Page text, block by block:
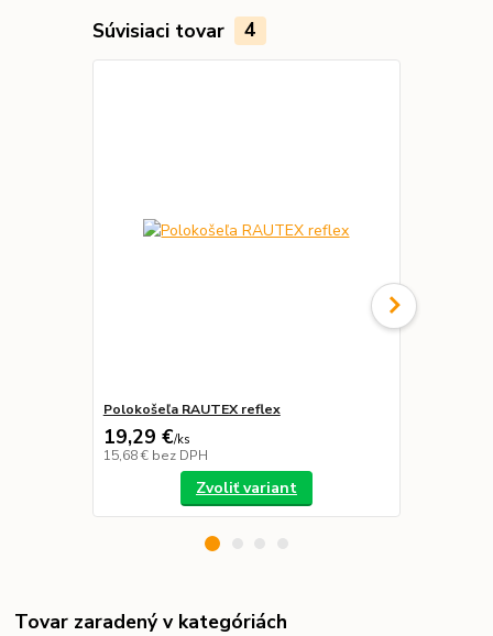
Súvisiaci tovar 4
Polokošeľa RAUTEX reflex
19,29 €/ks
15,68 € bez DPH
Zvoliť variant
Tovar zaradený v kategóriách